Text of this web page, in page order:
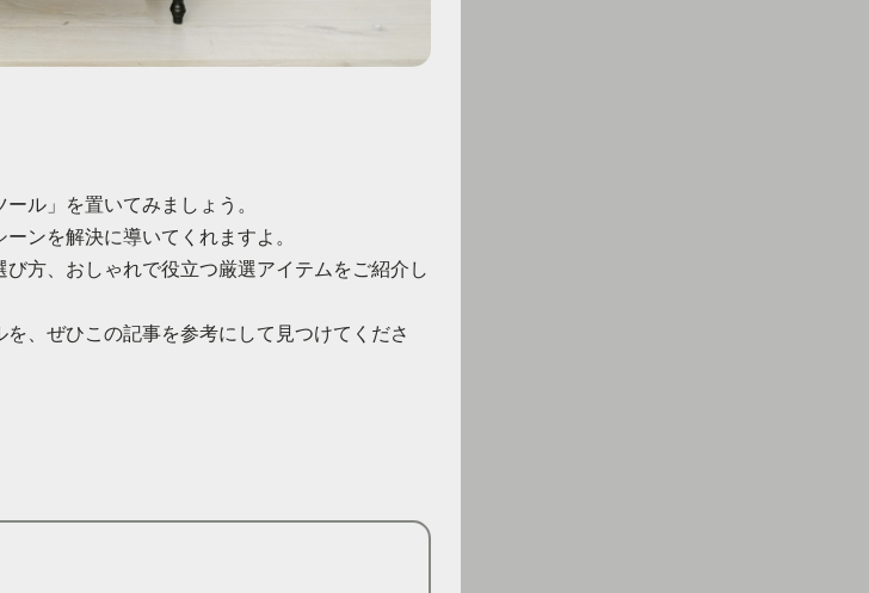
ル」を置いてみましょう。
ンを解決に導いてくれますよ。
方、おしゃれで役立つ厳選アイテムをご紹介し
、ぜひこの記事を参考にして見つけてくださ